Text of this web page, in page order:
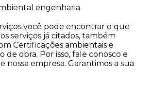
engenharia
você pode encontrar o que
serviços já citados, também
Certificações ambientais e
de obra. Por isso, fale conosco e
nossa empresa. Garantimos a sua